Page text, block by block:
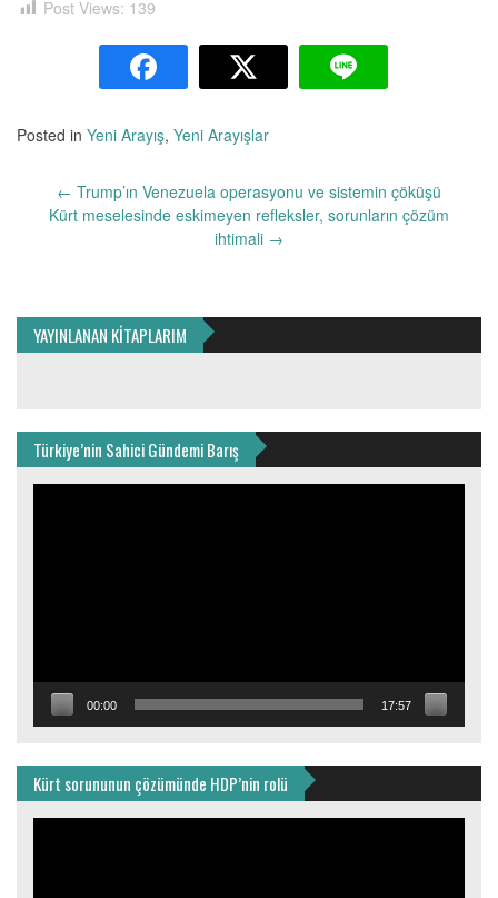
Post Views: 139
Posted in Yeni Arayış, Yeni Arayışlar
dolaşımı
← Trump’ın Venezuela operasyonu ve sistemin çöküşü
Kürt meselesinde eskimeyen refleksler, sorunların çözüm
ihtimali →
YAYINLANAN KİTAPLARIM
Türkiye’nin Sahici Gündemi Barış
00:00 17:57
Kürt sorununun çözümünde HDP’nin rolü